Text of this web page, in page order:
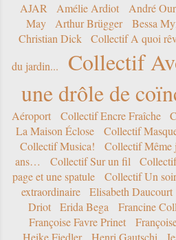
AJAR Amélie Ardiot André
May
Arthur Brügger Bessa
Christian Dick
Collectif A quoi
du jardin...
Collectif
une drôle de
Aéroport
Collectif Encre Fraîche
La Maison Éclose
Collectif
Collectif Musica!
Collectif Même
ans…
Collectif Sur un fil
page et une spatule
Collectif Un
extraordinaire
Elisabeth Daucourt
Driot
Erida Bega Francine
Françoise Favre Prinet
Heike Fiedler
Henri Gautschi